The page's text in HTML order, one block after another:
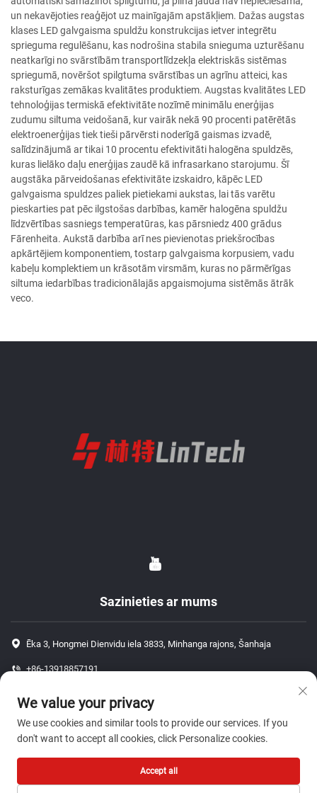
un nekavējoties reaģējot uz mainīgajām apstākļiem. Dažas augstas
klases LED galvgaisma spuldžu konstrukcijas ietver integrētu
sprieguma regulēšanu, kas nodrošina stabila snieguma uzturēšanu
neatkarīgi no svārstībām transportlīdzekļa elektriskās sistēmas
spriegumā, novēršot spilgtuma svārstības un agrīnu atteici, kas
raksturīgas zemākas kvalitātes produktiem. Augstas kvalitātes LED
tehnoloģijas termiskā efektivitāte nozīmē minimālu enerģijas
zudumu siltuma veidošanā, kur vairāk nekā 90 procenti patērētās
elektroenerģijas tiek tieši pārvērsti noderīgā gaismas izvadē,
salīdzinājumā ar tikai 10 procentu efektivitāti halogēna spuldzēs,
kuras lielāko daļu enerģijas zaudē kā infrasarkano starojumu. Šī
augstāka pārveidošanas efektivitāte izskaidro, kāpēc LED
galvgaisma spuldzes paliek pietiekami aukstas, lai tās varētu
pieskarties pat pēc ilgstošas darbības, kamēr halogēna spuldžu
līdzvērtības sasniegs temperatūras, kas pārsniedz 400 grādus
Fārenheita. Aukstā darbība arī nes pievienotas priekšrocības
apkārtējiem komponentiem, tostarp galvgaisma korpusiem, vadu
kabeļu komplektiem un krāsotām virsmām, kuras no pārmērīgas
siltuma iedarbības tradicionālajās apgaismojuma sistēmās ātrāk
veco.
Sazinieties ar mums
Ēka 3, Hongmei Dienvidu iela 3833, Minhanga rajons, Šanhaja
+86-13918857191
[email protected]
Autortiesības © 2026 Šanhaja J P auto daļu ko., Ltd. Visas tiesības
Konfidencialitātes politika
We value your privacy
We use cookies and similar tools to provide our services. If you
don't want to accept all cookies, click Personalize cookies.
Accept all